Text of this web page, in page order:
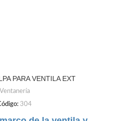
PARA VENTILA EXT
Ventanería
304